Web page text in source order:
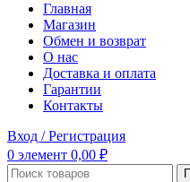
Главная
Магазин
Обмен и возврат
О нас
Доставка и оплата
Гарантии
Контакты
Вход / Регистрация
0 элемент 0,00 ₽